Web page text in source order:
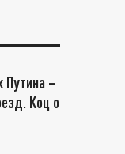
Путина –
Коц о